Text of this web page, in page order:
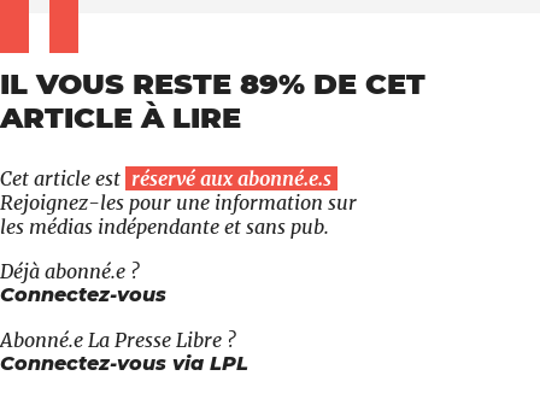
IL VOUS RESTE 89% DE CET
ARTICLE À LIRE
Cet article est réservé aux abonné.e.s
Rejoignez-les pour une information sur
les médias indépendante et sans pub.
Déjà abonné.e ?
Connectez-vous
Abonné.e La Presse Libre ?
Connectez-vous via LPL